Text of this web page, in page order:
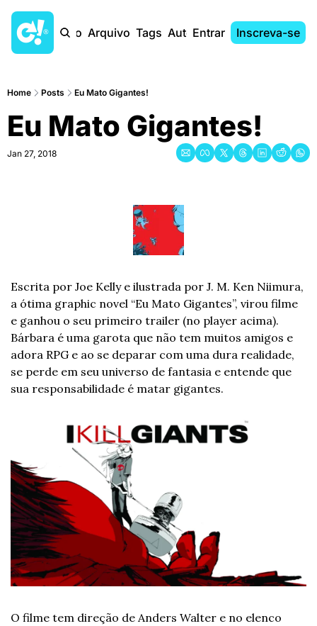
Início Arquivo Tags AutoresEntrar Inscreva-se
Home Posts Eu Mato Gigantes!
Eu Mato Gigantes!
Jan 27, 2018
Escrita por Joe Kelly e ilustrada por J. M. Ken Niimura,
a ótima graphic novel “Eu Mato Gigantes”, virou filme
e ganhou o seu primeiro trailer (no player acima).
Bárbara é uma garota que não tem muitos amigos e
adora RPG e ao se deparar com uma dura realidade,
se perde em seu universo de fantasia e entende que
sua responsabilidade é matar gigantes.
O filme tem direção de Anders Walter e no elenco